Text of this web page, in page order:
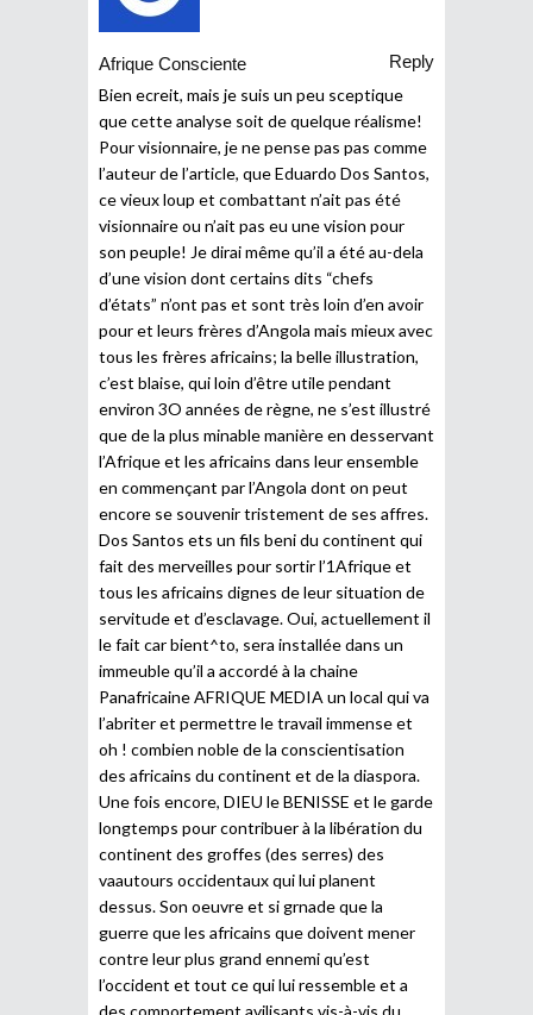
Afrique Consciente
Reply
Bien ecreit, mais je suis un peu sceptique
que cette analyse soit de quelque réalisme!
Pour visionnaire, je ne pense pas pas comme
l’auteur de l’article, que Eduardo Dos Santos,
ce vieux loup et combattant n’ait pas été
visionnaire ou n’ait pas eu une vision pour
son peuple! Je dirai même qu’il a été au-dela
d’une vision dont certains dits “chefs
d’états” n’ont pas et sont très loin d’en avoir
pour et leurs frères d’Angola mais mieux avec
tous les frères africains; la belle illustration,
c’est blaise, qui loin d’être utile pendant
environ 3O années de règne, ne s’est illustré
que de la plus minable manière en desservant
l’Afrique et les africains dans leur ensemble
en commençant par l’Angola dont on peut
encore se souvenir tristement de ses affres.
Dos Santos ets un fils beni du continent qui
fait des merveilles pour sortir l’1Afrique et
tous les africains dignes de leur situation de
servitude et d’esclavage. Oui, actuellement il
le fait car bient^to, sera installée dans un
immeuble qu’il a accordé à la chaine
Panafricaine AFRIQUE MEDIA un local qui va
l’abriter et permettre le travail immense et
oh ! combien noble de la conscientisation
des africains du continent et de la diaspora.
Une fois encore, DIEU le BENISSE et le garde
longtemps pour contribuer à la libération du
continent des groffes (des serres) des
vaautours occidentaux qui lui planent
dessus. Son oeuvre et si grnade que la
guerre que les africains que doivent mener
contre leur plus grand ennemi qu’est
l’occident et tout ce qui lui ressemble et a